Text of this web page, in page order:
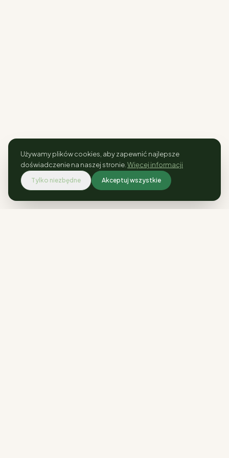
Używamy plików cookies, aby zapewnić najlepsze
doświadczenie na naszej stronie. Więcej informacji
Tylko niezbędne Akceptuj wszystkie